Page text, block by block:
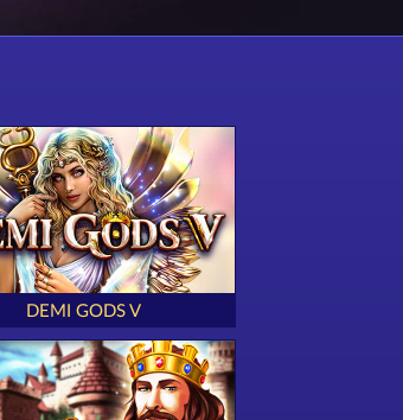
DEMI GODS V